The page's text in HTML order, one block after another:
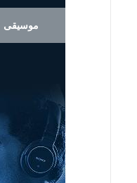
موسيقى :